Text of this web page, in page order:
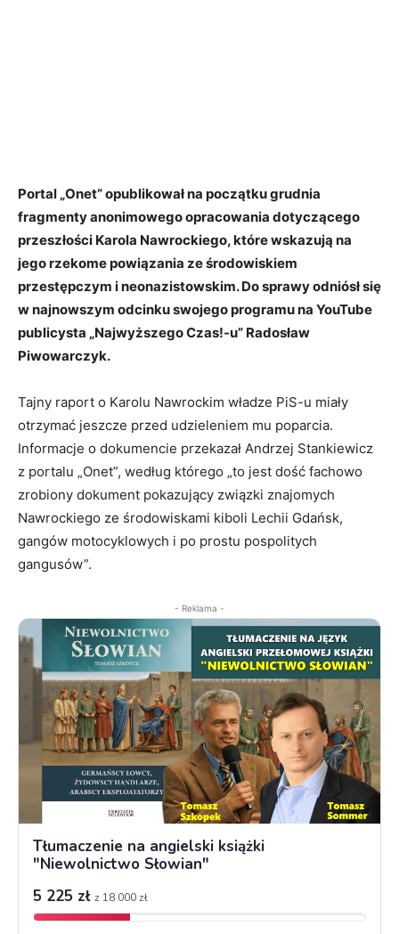
Portal „Onet” opublikował na początku grudnia
fragmenty anonimowego opracowania dotyczącego
przeszłości Karola Nawrockiego, które wskazują na
jego rzekome powiązania ze środowiskiem
przestępczym i neonazistowskim. Do sprawy odniósł się
w najnowszym odcinku swojego programu na YouTube
publicysta „Najwyższego Czas!-u” Radosław
Piwowarczyk.
Tajny raport o Karolu Nawrockim władze PiS-u miały
otrzymać jeszcze przed udzieleniem mu poparcia.
Informacje o dokumencie przekazał Andrzej Stankiewicz
z portalu „Onet”, według którego „to jest dość fachowo
zrobiony dokument pokazujący związki znajomych
Nawrockiego ze środowiskami kiboli Lechii Gdańsk,
gangów motocyklowych i po prostu pospolitych
gangusów”.
- Reklama -